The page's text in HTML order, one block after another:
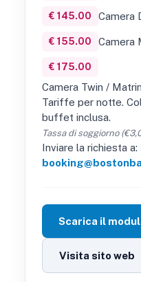
€ 145.00 Camera
€ 155.00 Camera
€ 175.00
Camera Twin /
Tariffe per notte.
buffet inclusa.
Tassa di soggiorno
Inviare la richiesta a:
Scarica il
Visita sito web